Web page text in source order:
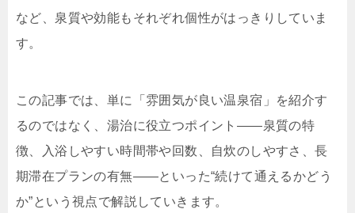
など、泉質や効能もそれぞれ個性がはっきりしていま
す。
この記事では、単に「雰囲気が良い温泉宿」を紹介す
るのではなく、湯治に役立つポイント――泉質の特
徴、入浴しやすい時間帯や回数、自炊のしやすさ、長
期滞在プランの有無――といった“続けて通えるかどう
か”という視点で解説していきます。